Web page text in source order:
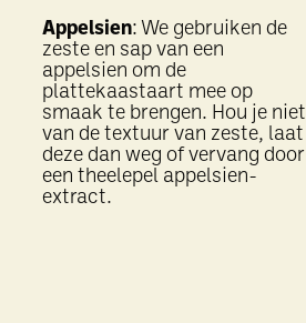
Appelsien: We gebruiken de
zeste en sap van een
appelsien om de
plattekaastaart mee op
smaak te brengen. Hou je niet
van de textuur van zeste, laat
deze dan weg of vervang door
een theelepel appelsien-
extract.